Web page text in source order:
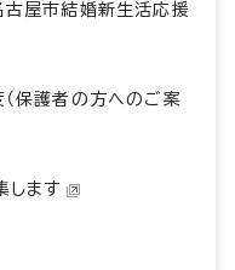
屋市結婚新生活応援
保護者の方へのご案
します